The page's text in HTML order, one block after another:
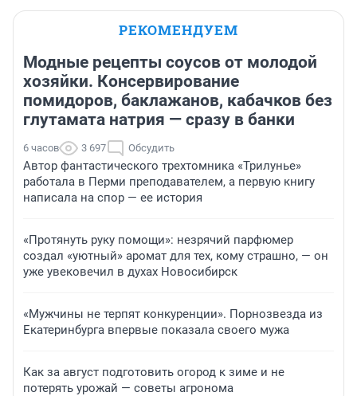
РЕКОМЕНДУЕМ
Модные рецепты соусов от молодой
хозяйки. Консервирование
помидоров, баклажанов, кабачков без
глутамата натрия — сразу в банки
6 часов 3 697 Обсудить
Автор фантастического трехтомника «Трилунье»
работала в Перми преподавателем, а первую книгу
написала на спор — ее история
«Протянуть руку помощи»: незрячий парфюмер
создал «уютный» аромат для тех, кому страшно, — он
уже увековечил в духах Новосибирск
«Мужчины не терпят конкуренции». Порнозвезда из
Екатеринбурга впервые показала своего мужа
Как за август подготовить огород к зиме и не
потерять урожай — советы агронома